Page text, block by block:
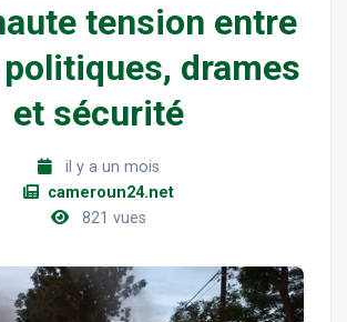
tension entre
drames
et sécurité
il y a un mois
cameroun24.net
821 vues